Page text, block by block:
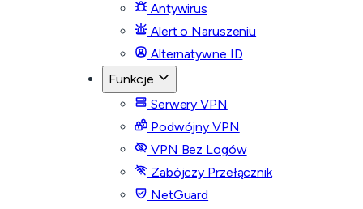
Antywirus
Alert o Naruszeniu
Alternatywne ID
Funkcje
Serwery VPN
Podwójny VPN
VPN Bez Logów
Zabójczy Przełącznik
NetGuard